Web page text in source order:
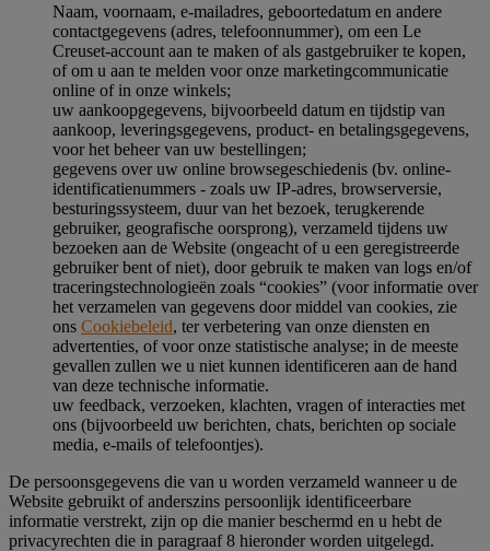
Naam, voornaam, e-mailadres, geboortedatum en andere
contactgegevens (adres, telefoonnummer), om een Le
Creuset-account aan te maken of als gastgebruiker te kopen,
of om u aan te melden voor onze marketingcommunicatie
online of in onze winkels;
uw aankoopgegevens, bijvoorbeeld datum en tijdstip van
aankoop, leveringsgegevens, product- en betalingsgegevens,
voor het beheer van uw bestellingen;
gegevens over uw online browsegeschiedenis (bv. online-
identificatienummers - zoals uw IP-adres, browserversie,
besturingssysteem, duur van het bezoek, terugkerende
gebruiker, geografische oorsprong), verzameld tijdens uw
bezoeken aan de Website (ongeacht of u een geregistreerde
gebruiker bent of niet), door gebruik te maken van logs en/of
traceringstechnologieën zoals “cookies” (voor informatie over
het verzamelen van gegevens door middel van cookies, zie
ons Cookiebeleid, ter verbetering van onze diensten en
advertenties, of voor onze statistische analyse; in de meeste
gevallen zullen we u niet kunnen identificeren aan de hand
van deze technische informatie.
uw feedback, verzoeken, klachten, vragen of interacties met
ons (bijvoorbeeld uw berichten, chats, berichten op sociale
media, e-mails of telefoontjes).
De persoonsgegevens die van u worden verzameld wanneer u de
Website gebruikt of anderszins persoonlijk identificeerbare
informatie verstrekt, zijn op die manier beschermd en u hebt de
privacyrechten die in paragraaf 8 hieronder worden uitgelegd.